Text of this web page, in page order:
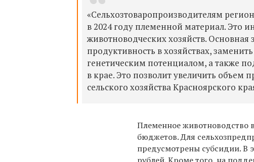
«Сельхозтоваропроизводителям
в 2024 году племенной материал. Это
животноводческих хозяйств.
продуктивность в хозяйствах,
генетическим потенциалом, а также
в крае. Это позволит увеличить объем
сельского хозяйства Красноярского
Племенное животноводство
бюджетов. Для
предусмотрены субсидии. В